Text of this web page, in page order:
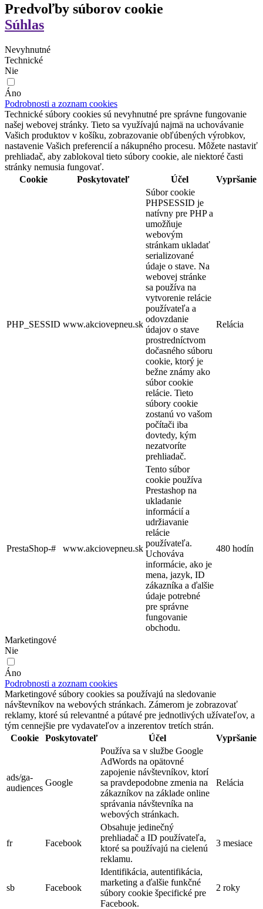
Predvoľby súborov cookie
Súhlas
Nevyhnutné
Technické
Nie
Áno
Podrobnosti a zoznam cookies
Technické súbory cookies sú nevyhnutné pre správne fungovanie
našej webovej stránky. Tieto sa využívajú najmä na uchovávanie
Vašich produktov v košíku, zobrazovanie obľúbených výrobkov,
nastavenie Vašich preferencií a nákupného procesu. Môžete nastaviť
prehliadač, aby zablokoval tieto súbory cookie, ale niektoré časti
stránky nemusia fungovať.
Cookie
Poskytovateľ Účel Vypršanie
PHP_SESSID www.akciovepneu.sk
Súbor cookie
PHPSESSID je
natívny pre PHP a
umožňuje
webovým
stránkam ukladať
serializované
údaje o stave. Na
webovej stránke
sa používa na
vytvorenie relácie
používateľa a
odovzdanie
údajov o stave
prostredníctvom
dočasného súboru
cookie, ktorý je
bežne známy ako
súbor cookie
relácie. Tieto
súbory cookie
zostanú vo vašom
počítači iba
dovtedy, kým
nezatvoríte
prehliadač.
Relácia
PrestaShop-# www.akciovepneu.sk
Tento súbor
cookie používa
Prestashop na
ukladanie
informácií a
udržiavanie
relácie
používateľa.
Uchováva
informácie, ako je
mena, jazyk, ID
zákazníka a ďalšie
údaje potrebné
pre správne
fungovanie
obchodu.
480 hodín
Marketingové
Nie
Áno
Podrobnosti a zoznam cookies
Marketingové súbory cookies sa používajú na sledovanie
návštevníkov na webových stránkach. Zámerom je zobrazovať
reklamy, ktoré sú relevantné a pútavé pre jednotlivých užívateľov, a
tým cennejšie pre vydavateľov a inzerentov tretích strán.
Cookie
Poskytovateľ Účel Vypršanie
ads/ga-
audiences
Google
Používa sa v službe Google
AdWords na opätovné
zapojenie návštevníkov, ktorí
sa pravdepodobne zmenia na
zákazníkov na základe online
správania návštevníka na
webových stránkach.
Relácia
fr Facebook
Obsahuje jedinečný
prehliadač a ID používateľa,
ktoré sa používajú na cielenú
reklamu.
3 mesiace
sb Facebook
Identifikácia, autentifikácia,
marketing a ďalšie funkčné
súbory cookie špecifické pre
Facebook.
2 roky